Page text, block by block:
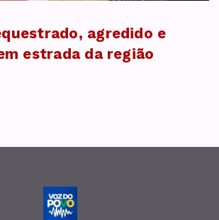
agredido e
estrada da região